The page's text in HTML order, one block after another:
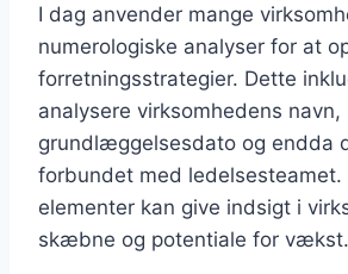
I dag anvender mange
numerologiske analyser for at
forretningsstrategier. Dette
analysere virksomhedens navn,
grundlæggelsesdato og endda
forbundet med ledelsesteamet.
elementer kan give indsigt i
skæbne og potentiale for vækst.